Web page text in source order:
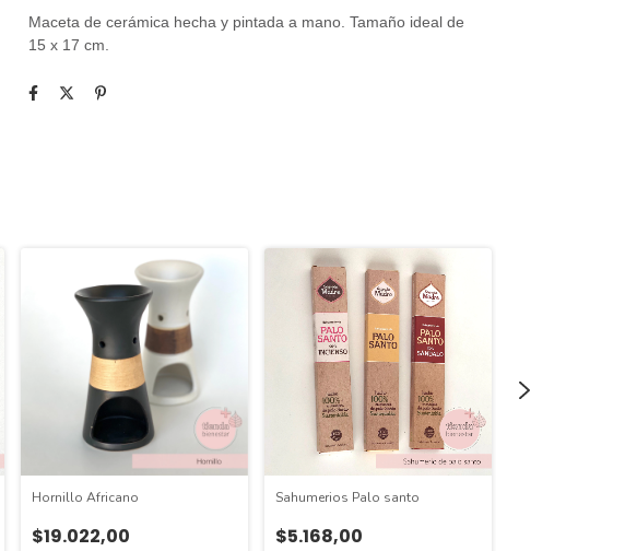
Maceta de cerámica hecha y pintada a mano. Tamaño ideal de
15 x 17 cm.
Hornillo Africano
$19.022,00
Sahumerios Palo santo
$5.168,00